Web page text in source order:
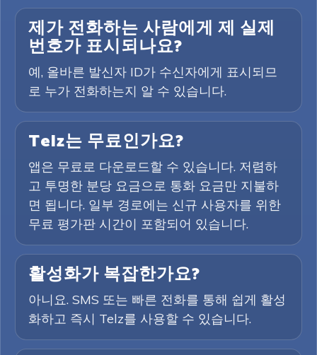
제가 전화하는 사람에게 제 실제
번호가 표시되나요?
예, 올바른 발신자 ID가 수신자에게 표시되므
로 누가 전화하는지 알 수 있습니다.
Telz는 무료인가요?
앱은 무료로 다운로드할 수 있습니다. 저렴하
고 투명한 분당 요금으로 통화 요금만 지불하
면 됩니다. 일부 경로에는 신규 사용자를 위한
무료 평가판 시간이 포함되어 있습니다.
활성화가 복잡한가요?
아니요. SMS 또는 빠른 전화를 통해 쉽게 활성
화하고 즉시 Telz를 사용할 수 있습니다.